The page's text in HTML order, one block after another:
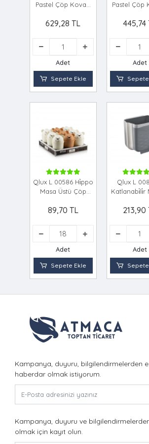
Pastel Çöp Kovasi
629,28 TL
Adet
Sepete Ekle
Pastel Çöp
445,74
Adet
Qlux L 00586 Hi̇ppo
Masa Üstü Çöp
89,70 TL
Adet
Sepete Ekle
Qlux L
Katlanabi̇li̇r
213,90
Adet
Kampanya, duyuru, bilgilendirmelerden
haberdar olmak istiyorum.
Kampanya, duyuru ve
olmak için kayıt olun.